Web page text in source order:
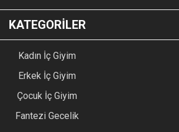
KATEGORİLER
Kadın İç Giyim
Erkek İç Giyim
Çocuk İç Giyim
Fantezi Gecelik